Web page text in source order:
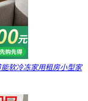
软冷冻家用租房小型家